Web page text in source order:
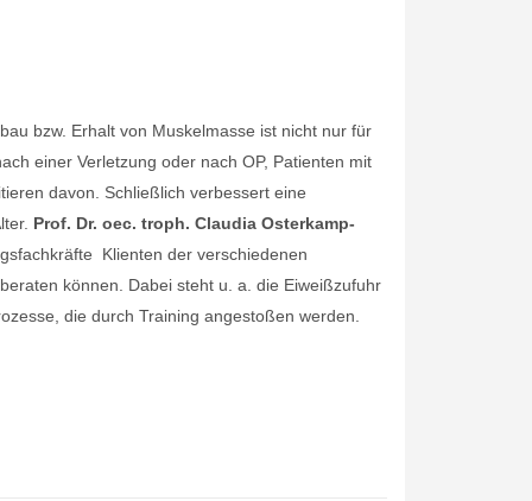
bzw. Erhalt von Muskelmasse ist nicht nur für
einer Verletzung oder nach OP, Patienten mit
davon. Schließlich verbessert eine
Prof. Dr. oec. troph. Claudia Osterkamp-
Klienten der verschiedenen
können. Dabei steht u. a. die Eiweißzufuhr
die durch Training angestoßen werden.